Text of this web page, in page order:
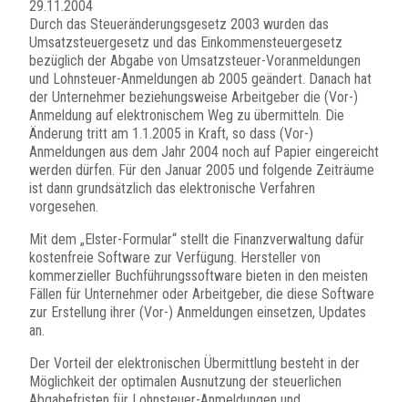
29.11.2004
Durch das Steueränderungsgesetz 2003 wurden das
Umsatzsteuergesetz und das Einkommensteuergesetz
bezüglich der Abgabe von Umsatzsteuer-Voranmeldungen
und Lohnsteuer-Anmeldungen ab 2005 geändert. Danach hat
der Unternehmer beziehungsweise Arbeitgeber die (Vor-)
Anmeldung auf elektronischem Weg zu übermitteln. Die
Änderung tritt am 1.1.2005 in Kraft, so dass (Vor-)
Anmeldungen aus dem Jahr 2004 noch auf Papier eingereicht
werden dürfen. Für den Januar 2005 und folgende Zeiträume
ist dann grundsätzlich das elektronische Verfahren
vorgesehen.
Mit dem „Elster-Formular“ stellt die Finanzverwaltung dafür
kostenfreie Software zur Verfügung. Hersteller von
kommerzieller Buchführungssoftware bieten in den meisten
Fällen für Unternehmer oder Arbeitgeber, die diese Software
zur Erstellung ihrer (Vor-) Anmeldungen einsetzen, Updates
an.
Der Vorteil der elektronischen Übermittlung besteht in der
Möglichkeit der optimalen Ausnutzung der steuerlichen